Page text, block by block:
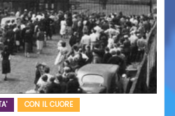
CON IL CUORE